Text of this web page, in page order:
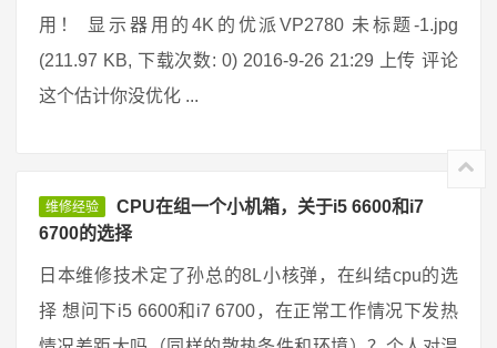
用！ 显示器用的4K的优派VP2780 未标题-1.jpg
(211.97 KB, 下载次数: 0) 2016-9-26 21:29 上传 评论
这个估计你没优化 ...
维修经验
CPU在组一个小机箱，关于i5 6600和i7
6700的选择
日本维修技术定了孙总的8L小核弹，在纠结cpu的选
择 想问下i5 6600和i7 6700，在正常工作情况下发热